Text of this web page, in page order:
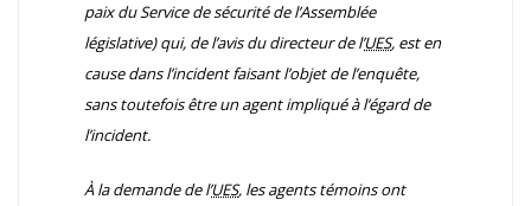
paix du Service de sécurité de l’Assemblée
législative) qui, de l’avis du directeur de l’UES, est en
cause dans l’incident faisant l’objet de l’enquête,
sans toutefois être un agent impliqué à l’égard de
l’incident.
À la demande de l’UES, les agents témoins ont